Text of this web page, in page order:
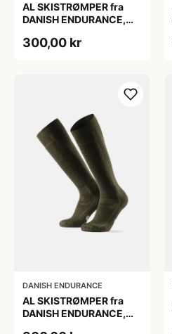
AL SKISTRØMPER fra
DANISH ENDURANCE,
300,00 kr
DANISH ENDURANCE
AL SKISTRØMPER fra
DANISH ENDURANCE,